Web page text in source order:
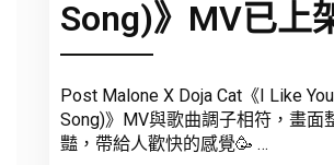
Song)》MV已上
Post Malone X Doja Cat《I Like
Song)》MV與歌曲調子相符，畫面
豔，帶給人歡快的感覺🥳 …